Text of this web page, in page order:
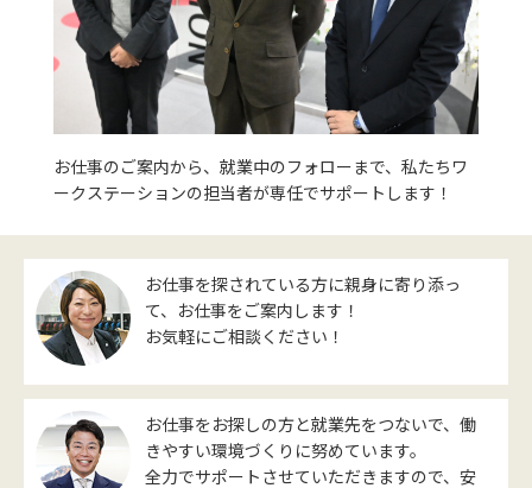
お仕事のご案内から、就業中のフォローまで、私たちワ
ークステーションの担当者が専任でサポートします！
お仕事を探されている方に親身に寄り添っ
て、お仕事をご案内します！
お気軽にご相談ください！
お仕事をお探しの方と就業先をつないで、働
きやすい環境づくりに努めています。
全力でサポートさせていただきますので、安